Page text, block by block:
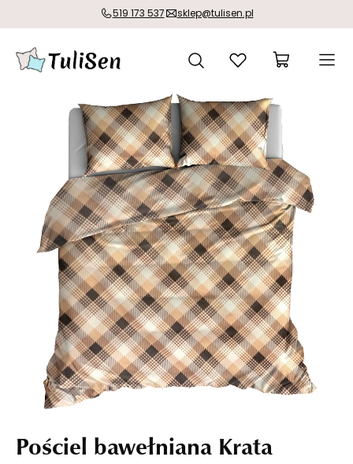
519 173 537 sklep@tulisen.pl
Pościel bawełniana Krata